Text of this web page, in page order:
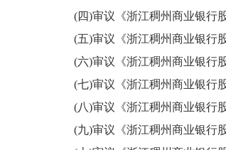
(四)审议《浙江稠州商业银行
(五)审议《浙江稠州商业银行
(六)审议《浙江稠州商业银行
(七)审议《浙江稠州商业银行
(八)审议《浙江稠州商业银行
(九)审议《浙江稠州商业银行